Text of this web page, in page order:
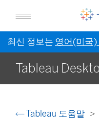
최신 정보는 영어(미국)
Tableau
Tableau 도움말